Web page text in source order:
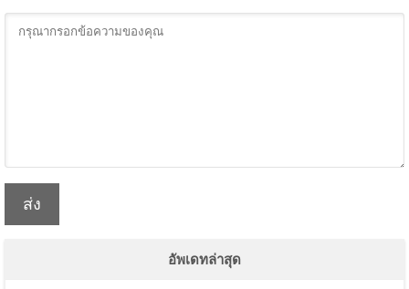
ส่ง
อัพเดทล่าสุด